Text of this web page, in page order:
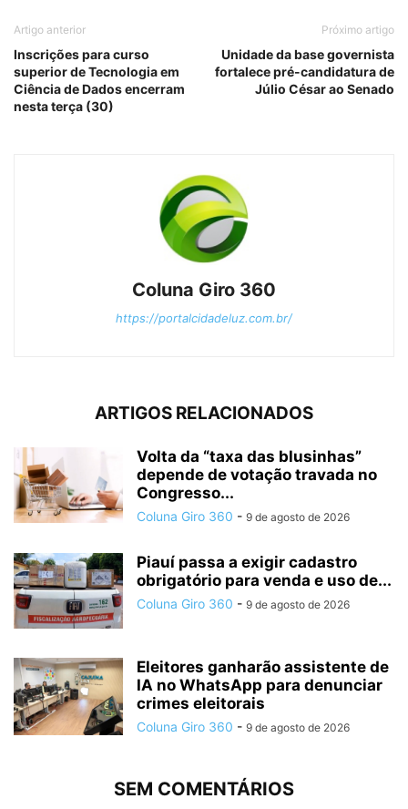
Artigo anterior
Inscrições para curso
superior de Tecnologia em
Ciência de Dados encerram
nesta terça (30)
Próximo artigo
Unidade da base governista
fortalece pré-candidatura de
Júlio César ao Senado
Coluna Giro 360
https://portalcidadeluz.com.br/
ARTIGOS RELACIONADOS
Volta da “taxa das blusinhas”
depende de votação travada no
Congresso...
Coluna Giro 360 - 9 de agosto de 2026
Piauí passa a exigir cadastro
obrigatório para venda e uso de...
Coluna Giro 360 - 9 de agosto de 2026
Eleitores ganharão assistente de
IA no WhatsApp para denunciar
crimes eleitorais
Coluna Giro 360 - 9 de agosto de 2026
SEM COMENTÁRIOS